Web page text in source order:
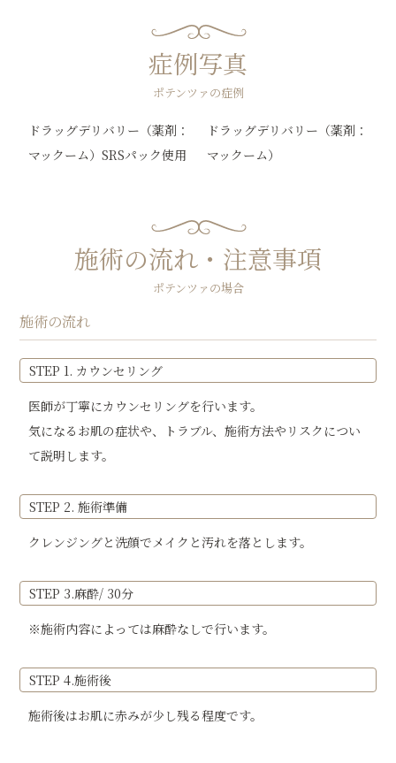
症例写真
ポテンツァの症例
ドラッグデリバリー（薬剤：
マックーム）SRSパック使用
ドラッグデリバリー（薬剤：
マックーム）
施術の流れ・注意事項
ポテンツァの場合
施術の流れ
STEP 1. カウンセリング
医師が丁寧にカウンセリングを行います。
気になるお肌の症状や、トラブル、施術方法やリスクについ
て説明します。
STEP 2. 施術準備
クレンジングと洗顔でメイクと汚れを落とします。
STEP 3.麻酔/ 30分
※施術内容によっては麻酔なしで行います。
STEP 4.施術後
施術後はお肌に赤みが少し残る程度です。